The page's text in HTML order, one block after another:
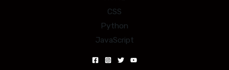
CSS
Python
JavaScript